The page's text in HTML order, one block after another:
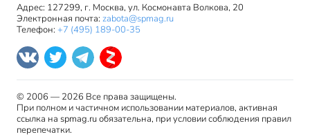
Адрес: 127299, г. Москва, ул. Космонавта Волкова, 20
Электронная почта: zabota@spmag.ru
Телефон: +7 (495) 189-00-35
© 2006 — 2026 Все права защищены.
При полном и частичном использовании материалов, активная
ссылка на spmag.ru обязательна, при условии соблюдения правил
перепечатки.